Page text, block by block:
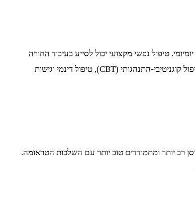
טיפול נפשי מקצועי יכול לסייע בעיבוד החוויה
הטראומטית ובבניית כלים להתמודדות. מחקרים עדכניים מצביעים על יעילותן של שיטות טיפול שונות המותאמות לנפגעי טראומה מינית, כולל EMDR, טיפול קוגניטיבי-התנהגותי (CBT), טיפול דינמי וגישות
יותר ומתמודדים טוב יותר עם השלכות הטראומה.